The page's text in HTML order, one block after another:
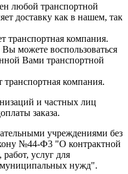
любой транспортной
доставку как в нашем, так
транспортная компания.
Вы можете воспользоваться
Вами транспортной
транспортная компания.
и частных лиц
заказа.
учреждениями без
№44-Ф3 "О контрактной
работ, услуг для
муниципальных нужд".